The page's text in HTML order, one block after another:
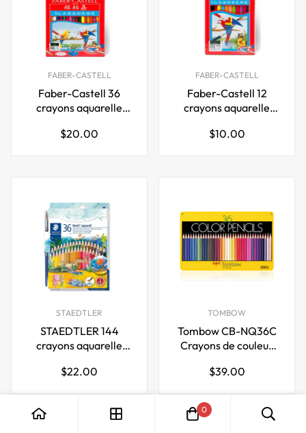
FABER-CASTELL
Faber-Castell 36
crayons aquarelle
Prix
$20.00
FABER-CASTELL
Faber-Castell 12
crayons aquarelle
Prix
$10.00
STAEDTLER
STAEDTLER 144
crayons aquarelle
couleurs
Prix
$22.00
TOMBOW
Tombow CB-NQ36C
Crayons de couleur
Prix
$39.00
0